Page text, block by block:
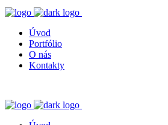
Úvod
Portfólio
O nás
Kontakty